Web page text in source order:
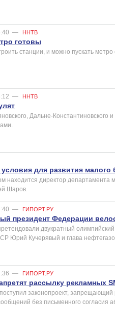
— ННТВ
готовы
станции, и можно пускать
— ННТВ
Дальне-Константиновского
для развития малого
находится директор департамента
Шаров.
— ГИПОРТ.РУ
президент Федерации
двукратный
Юрий Кучерявый и глава
— ГИПОРТ.РУ
рассылку рекламных
законопроект, запрещающий
без письменного согласия